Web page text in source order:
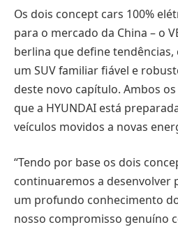
Os dois concept cars 100%
para o mercado da China – o
berlina que define tendências,
um SUV familiar fiável e
deste novo capítulo. Ambos
que a HYUNDAI está
veículos movidos a novas
“Tendo por base os dois
continuaremos a
um profundo conhecimento
nosso compromisso genuíno